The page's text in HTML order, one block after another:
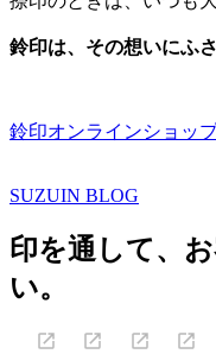
鈴印は、その想いにふ
鈴印オンラインショッ
SUZUIN BLOG
印を通して、
い。